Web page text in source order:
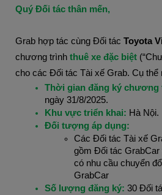
Quý Đối tác thân mến,
Grab hợp tác cùng Đối tác Toyota
chương trình thuê xe đặc biệt
cho các Đối tác Tài xế Grab. Cụ thể
Thời gian đăng ký chương
ngày 31/8/2025.
Khu vực triển khai: Hà Nội.
Đối tượng áp dụng:
Các Đối tác Tài xế
gồm Đối tác
có nhu cầu chuyển
GrabCar
Số lượng đăng ký: 30 Đối